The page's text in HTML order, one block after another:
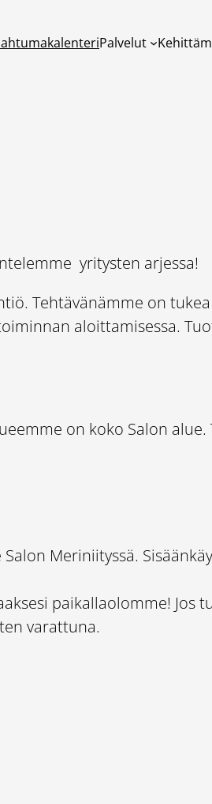
Palvelut
yritysten arjessa!
Tehtävänämme on
aloittamisessa.
on koko Salon
Meriniityssä.
paikallaolomme! Jos
varattuna.